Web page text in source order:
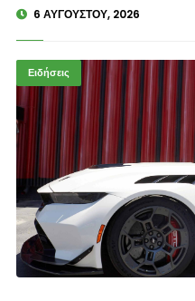
6 ΑΥΓΟΎΣΤΟΥ, 2026
Ειδήσεις